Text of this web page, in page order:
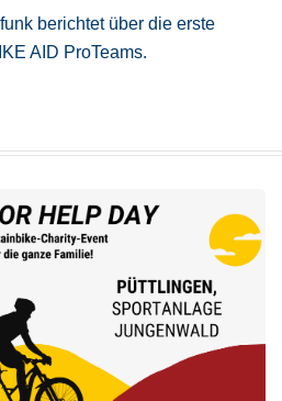
berichtet über die erste
AID ProTeams.